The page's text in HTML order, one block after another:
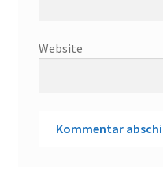
Website